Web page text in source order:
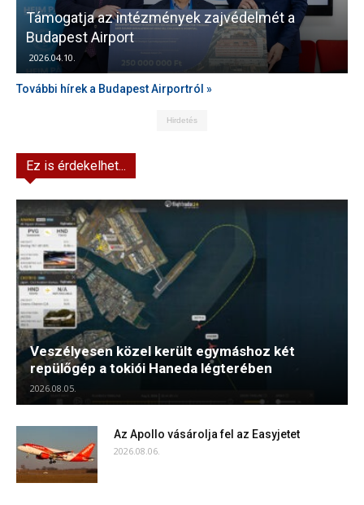
Támogatja az intézmények zajvédelmét a
Budapest Airport
2026.04.10.
További hírek a Budapest Airportról »
Hirdetés
Ez is érdekelhet...
Veszélyesen közel került egymáshoz két
repülőgép a tokiói Haneda légterében
2026.08.05.
Az Apollo vásárolja fel az Easyjetet
2026.08.06.